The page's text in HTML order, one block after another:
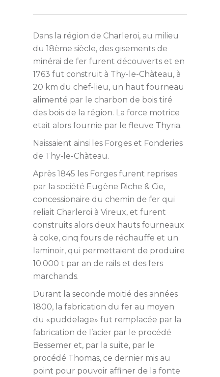
Dans la région de Charleroi, au milieu
du 18ème siècle, des gisements de
minérai de fer furent découverts et en
1763 fut construit à Thy-le-Chàteau, à
20 km du chef-lieu, un haut fourneau
alimenté par le charbon de bois tiré
des bois de la région. La force motrice
etait alors fournie par le fleuve Thyria.
Naissaient ainsi les Forges et Fonderies
de Thy-le-Chàteau.
Après 1845 les Forges furent reprises
par la société Eugène Riche & Cie,
concessionaire du chemin de fer qui
reliait Charleroi à Vireux, et furent
construits alors deux hauts fourneaux
à coke, cinq fours de réchauffe et un
laminoir, qui permettaient de produire
10.000 t par an de rails et des fers
marchands.
Durant la seconde moitié des années
1800, la fabrication du fer au moyen
du «puddelage» fut remplacée par la
fabrication de l’acier par le procédé
Bessemer et, par la suite, par le
procédé Thomas, ce dernier mis au
point pour pouvoir affiner de la fonte